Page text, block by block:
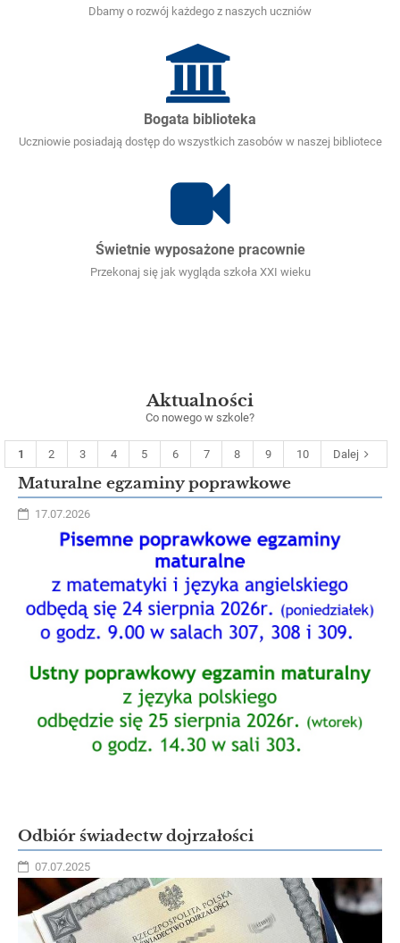
Dbamy o rozwój każdego z naszych uczniów
Bogata biblioteka
Uczniowie posiadają dostęp do wszystkich zasobów w naszej bibliotece
Świetnie wyposażone pracownie
Przekonaj się jak wygląda szkoła XXI wieku
Aktualności
Co nowego w szkole?
Maturalne egzaminy poprawkowe
17.07.2026
Odbiór świadectw dojrzałości
07.07.2025
1 2 3 4 5 6 7 8 9 10 Dalej